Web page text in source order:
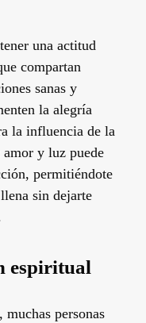
una actitud
compartan
sanas y
la alegría
la influencia de la
y luz puede
permitiéndote
sin dejarte
espiritual
personas